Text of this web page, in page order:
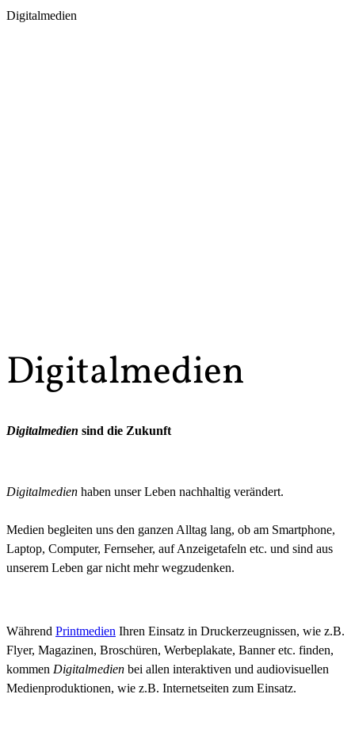
Digitalmedien
Digitalmedien
Digitalmedien sind die Zukunft
Digitalmedien haben unser Leben nachhaltig verändert.
Medien begleiten uns den ganzen Alltag lang, ob am Smartphone,
Laptop, Computer, Fernseher, auf Anzeigetafeln etc. und sind aus
unserem Leben gar nicht mehr wegzudenken.
Während Printmedien Ihren Einsatz in Druckerzeugnissen, wie z.B.
Flyer, Magazinen, Broschüren, Werbeplakate, Banner etc. finden,
kommen Digitalmedien bei allen interaktiven und audiovisuellen
Medienproduktionen, wie z.B. Internetseiten zum Einsatz.